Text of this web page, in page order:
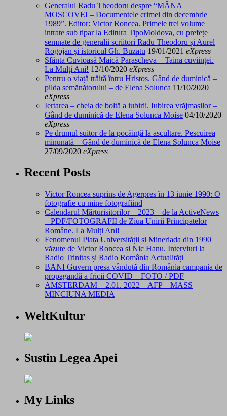
Generalul Radu Theodoru despre “MÂNA
MOSCOVEI – Documentele crimei din decembrie
1989”. Editor: Victor Roncea. Primele trei volume
intrate sub tipar la Editura TipoMoldova, cu prefețe
semnate de generalii scriitori Radu Theodoru și Aurel
Rogojan și istoricul Gh. Buzatu 19/01/2021 eXpress
Sfânta Cuvioasă Maică Parascheva – Taina cuviinței.
La Mulți Ani! 12/10/2020 eXpress
Pentru o viață trăită întru Hristos. Gând de duminică –
pilda semănătorului – de Elena Solunca 11/10/2020
eXpress
Iertarea – cheia de boltă a iubirii. Iubirea vrăjmașilor –
Gând de duminică de Elena Solunca Moise 04/10/2020
eXpress
Pe drumul suitor de la pocăință la ascultare. Pescuirea
minunată – Gând de duminică de Elena Solunca Moise
27/09/2020 eXpress
Recent Posts
Victor Roncea suprins de Agerpres în 13 iunie 1990: O
fotografie cu mine fotografiind
Calendarul Mărturisitorilor – 2023 – de la ActiveNews
– PDF/FOTOGRAFII de Ziua Unirii Principatelor
Române. La Mulți Ani!
Fenomenul Piața Universității și Mineriada din 1990
văzute de Victor Roncea și Nic Hanu. Interviuri la
Radio Trinitas și Radio România Actualități
BANI Guvern presa vândută din România campania de
propagandă a fricii COVID – FOTO / PDF
AMSTERDAM – 2.01. 2022 – AFP – MASS
MINCIUNA MEDIA
WeltKultur
Sustin Legea Apei
My Links